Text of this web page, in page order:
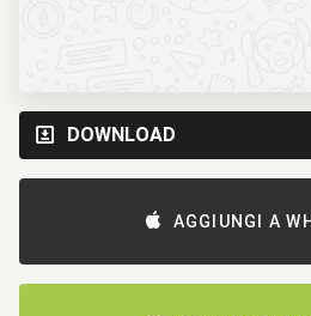
DOWNLOAD
AGGIUNGI A